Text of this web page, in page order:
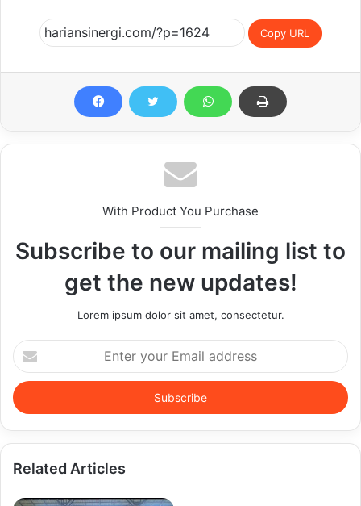
Copy URL
With Product You Purchase
Subscribe to our mailing list to
get the new updates!
Lorem ipsum dolor sit amet, consectetur.
Enter
your
Email
address
Related Articles